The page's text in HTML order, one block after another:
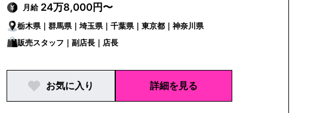
月給 24万8,000円〜
栃木県｜群馬県｜埼玉県｜千葉県｜東京都｜神奈川県
販売スタッフ｜副店長｜店長
お気に入り 詳細を見る